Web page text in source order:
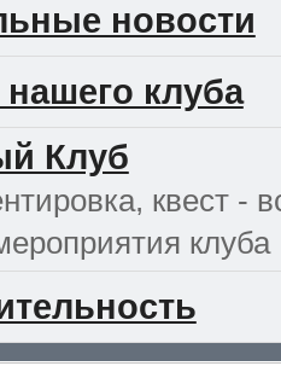
новости
клуба
Клуб
квест -
клуба